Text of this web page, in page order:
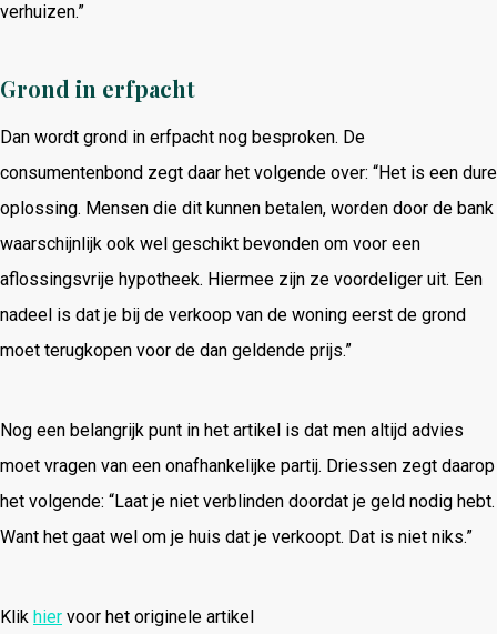
verhuizen.”
Grond in erfpacht
Dan wordt grond in erfpacht nog besproken. De
consumentenbond zegt daar het volgende over: “Het is een dure
oplossing. Mensen die dit kunnen betalen, worden door de bank
waarschijnlijk ook wel geschikt bevonden om voor een
aflossingsvrije hypotheek. Hiermee zijn ze voordeliger uit. Een
nadeel is dat je bij de verkoop van de woning eerst de grond
moet terugkopen voor de dan geldende prijs.”
Nog een belangrijk punt in het artikel is dat men altijd advies
moet vragen van een onafhankelijke partij. Driessen zegt daarop
het volgende: “Laat je niet verblinden doordat je geld nodig hebt.
Want het gaat wel om je huis dat je verkoopt. Dat is niet niks.”
Klik hier voor het originele artikel